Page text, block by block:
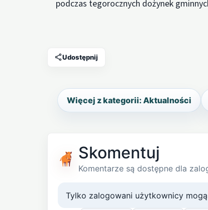
podczas tegorocznych dożynek
Udostępnij
Więcej z kategorii: Aktualności
Skomentuj
Komentarze są dostępne dla
Tylko zalogowani użytkownicy